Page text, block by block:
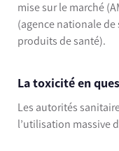
mise sur le marché
(agence nationale
produits de santé).
La toxicité en
Les autorités
l’utilisation massive